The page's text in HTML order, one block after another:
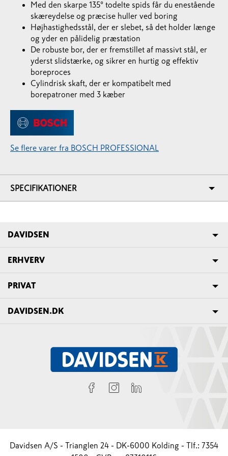
Med den skarpe 135° todelte spids får du enestående
skæreydelse og præcise huller ved boring
Højhastighedsstål, der er slebet, så det holder længe
og yder en pålidelig præstation
De robuste bor, der er fremstillet af massivt stål, er
yderst slidstærke, og sikrer en hurtig og effektiv
boreproces
Cylindrisk skaft, der er kompatibelt med
borepatroner med 3 kæber
Se flere varer fra BOSCH PROFESSIONAL
SPECIFIKATIONER
DAVIDSEN
ERHVERV
PRIVAT
DAVIDSEN.DK
Davidsen A/S - Trianglen 24 - DK-6000 Kolding - Tlf.: 7354